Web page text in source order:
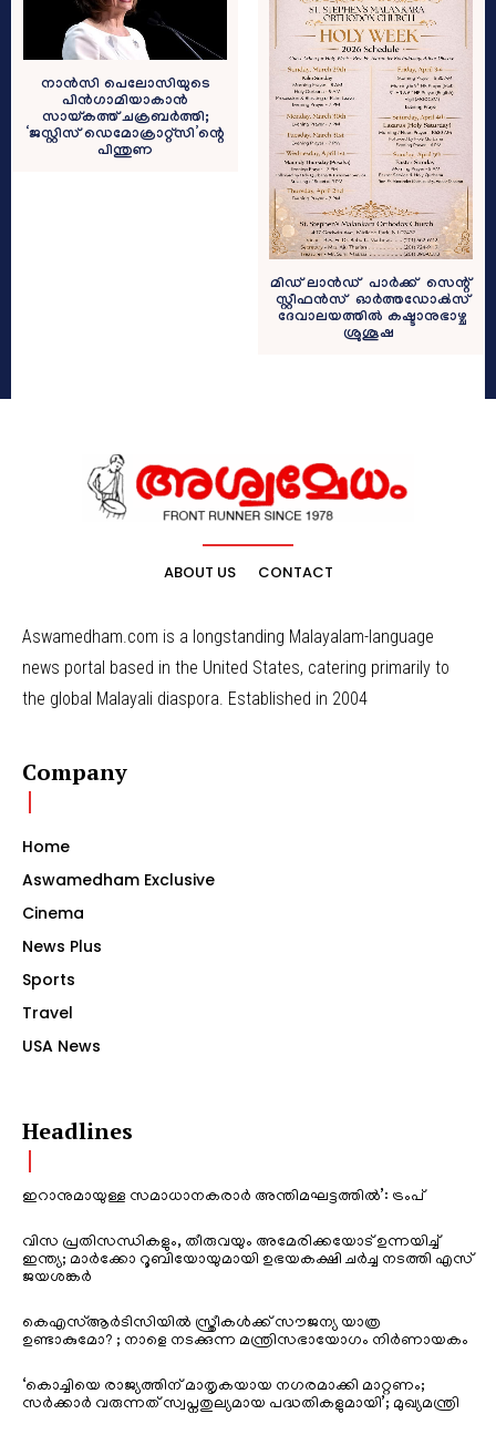
നാൻസി പെലോസിയുടെ
പിൻഗാമിയാകാൻ
സായ്കത്ത് ചക്രബർത്തി;
‘ജസ്റ്റിസ് ഡെമോക്രാറ്റ്‌സി’ന്റെ
പിന്തുണ
മിഡ് ലാൻഡ്‌ പാർക്ക്‌ സെന്റ്‌
സ്റ്റീഫൻസ് ഓർത്തഡോൿസ്
ദേവാലയത്തിൽ കഷ്ടാനുഭാഴ്ച
ശ്രുശൂഷ
ABOUT US CONTACT
Aswamedham.com is a longstanding Malayalam-language
news portal based in the United States, catering primarily to
the global Malayali diaspora. Established in 2004
Company
Home
Aswamedham Exclusive
Cinema
News Plus
Sports
Travel
USA News
Headlines
ഇറാനുമായുള്ള സമാധാനകരാർ അന്തിമഘട്ടത്തിൽ‌’: ട്രംപ്
വിസ പ്രതിസന്ധികളും, തീരുവയും അമേരിക്കയോട് ഉന്നയിച്ച്
ഇന്ത്യ; മാർക്കോ റൂബിയോയുമായി ഉഭയകക്ഷി ചർച്ച നടത്തി എസ്
ജയശങ്കർ
കെഎസ്ആർടിസിയിൽ സ്ത്രീകൾക്ക് സൗജന്യ യാത്ര
ഉണ്ടാകുമോ? ; നാളെ നടക്കുന്ന മന്ത്രിസഭായോഗം നിർണായകം
‘കൊച്ചിയെ രാജ്യത്തിന് മാതൃകയായ നഗരമാക്കി മാറ്റണം;
സർക്കാർ വരുന്നത് സ്വപ്നതുല്യമായ പദ്ധതികളുമായി’; മുഖ്യമന്ത്രി